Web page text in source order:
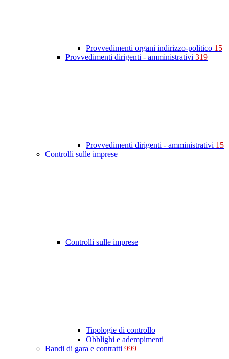
Provvedimenti organi indirizzo-politico 15
Provvedimenti dirigenti - amministrativi 319
Provvedimenti dirigenti - amministrativi 15
Controlli sulle imprese
Controlli sulle imprese
Tipologie di controllo
Obblighi e adempimenti
Bandi di gara e contratti 999